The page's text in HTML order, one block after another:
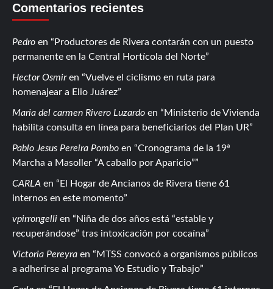
Comentarios recientes
Pedro en
Productores de Rivera contarán con un puesto
permanente en la Central Hortícola del Norte
Hector Osmiren
Vuelve el ciclismo en ruta para
homenajear a Elio Juárez
Maria del carmen Rivero Luzardo en
Ministerio de Vivienda
habilita consulta en línea para beneficiarios del Plan UR
Pablo Jesus Pereira Pombo en
Cronograma de la 19ª
Marcha a Masoller “A caballo por Aparicio”
CARLA en
El Hogar de Ancianos de Rivera tiene 61
internos en este momento
vpirrongelli en
Niña de dos años está “estable y
recuperándose” tras intoxicación por cocaína
Victoria Pereyra en
MTSS convocó a organismos públicos
a adherirse al programa Yo Estudio y Trabajo